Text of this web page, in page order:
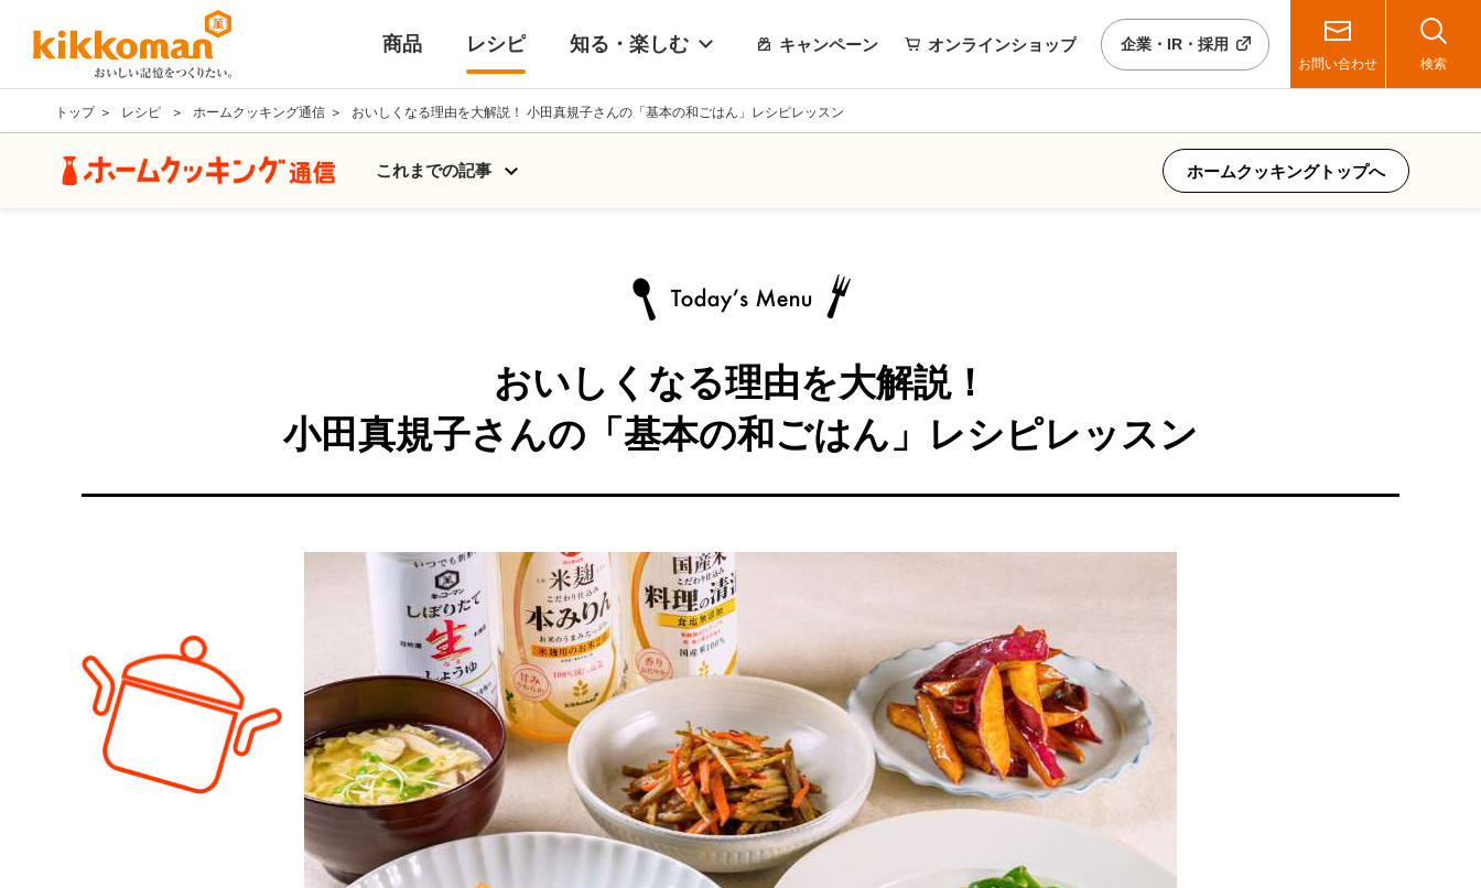
商品 レシピ 知る・楽しむ キャンペーン オンラインショップ 企業・IR・採用
お問い合わせ 検索
トップ レシピ ホームクッキング通信 おいしくなる理由を大解説！ 小田真規子さんの「基本の和ごはん」レシピレッスン
これまでの記事 ホームクッキングトップへ
おいしくなる理由を大解説！
小田真規子さんの 「基本の和ごはん」 レシピレッスン